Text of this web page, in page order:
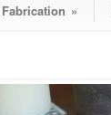
Fabrication »